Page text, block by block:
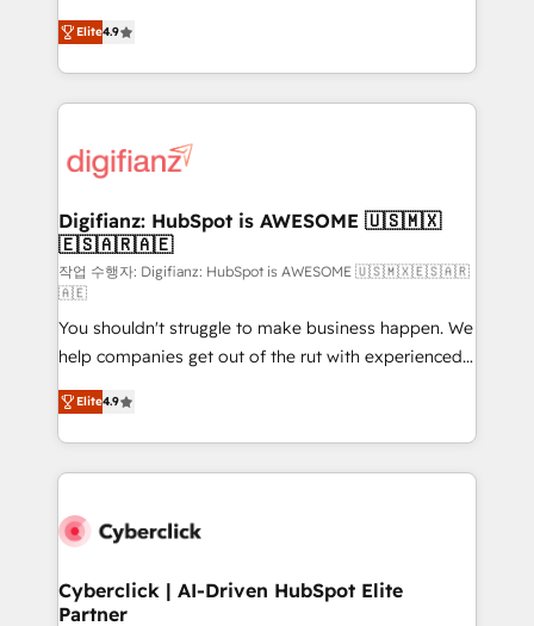
- Dashboards, lifecycle campaigns, and lead
nurturing sequences. - Cross-hub setup across
scalable retainers. Let’s make HubSpot your most
powerful growth engine. Built to convert, scale, and
recomposer le marché. Seules survivront les
entreprises qui auront réussi leur transformation. Le
problème ? 58% des dirigeants savent que l'IA est
vitale pour leur survie. Mais 57% n'ont aucune
données. C'est le paradoxe français : conscience
Augmentée. Ce n'est pas une entreprise qui utilise
l'IA. C'est une organisation qui a réussi la symbiose
entre l'expertise humaine et l'intelligence artificielle.
Pas pour remplacer l'humain, mais pour l'augmenter.
Chez Ideagency, nous accompagnons cette
transformation. D'abord les fondations : des
données unifiées, des processus alignés. Ensuite
l'augmentation : l'IA là où elle crée de la valeur. Et
surtout : l'humain qui reste au centre. Parce que la
vraie performance vient de l'intérieur. Act Inside.
Elite4.9
Digifianz: HubSpot is AWESOME 🇺🇸🇲🇽
🇪🇸🇦🇷🇦🇪
작업 수행자: Digifianz: HubSpot is AWESOME 🇺🇸🇲🇽🇪🇸🇦🇷
🇦🇪
You shouldn't struggle to make business happen. We
help companies get out of the rut with experienced,
process-oriented teams implementing HubSpot
Marketing, Sales, Service, CMS and Operations Hub,
so selling and actually engaging with your customers
feels easy and pain-free. We are a top ranked
and Customer First Awards, 4.9/5 rating in HubSpot
helps the following industries: logistics & 3PL, home
improvement & construction, branding and
Elite4.9
Cyberclick | AI-Driven HubSpot Elite
Partner